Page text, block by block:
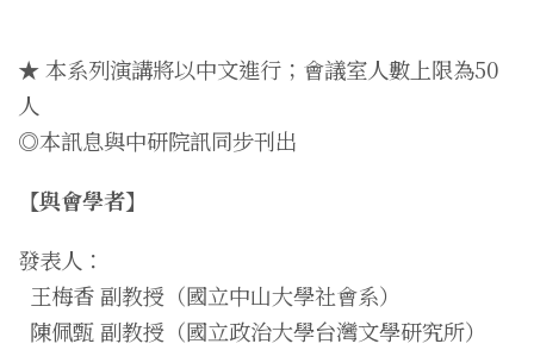
★ 本系列演講將以中文進行；會議室人數上限為50
人
◎本訊息與中研院訊同步刊出
【與會學者】
發表人：
王梅香 副教授（國立中山大學社會系）
陳佩甄 副教授（國立政治大學台灣文學研究所）